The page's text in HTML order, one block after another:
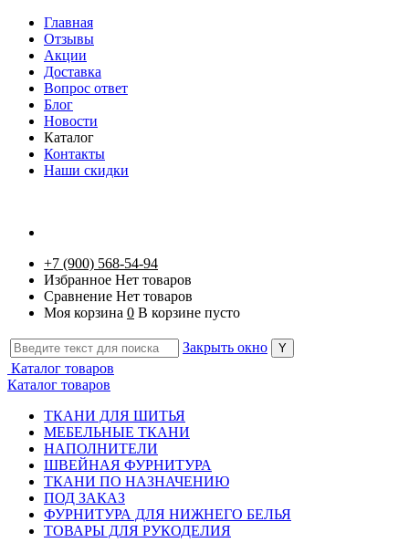
Главная
Отзывы
Акции
Доставка
Вопрос ответ
Блог
Новости
Каталог
Контакты
Наши скидки
+7 (900) 568-54-94
Избранное Нет товаров
Сравнение Нет товаров
Моя корзина 0 В корзине пусто
Закрыть окно
Каталог товаров
Каталог товаров
ТКАНИ ДЛЯ ШИТЬЯ
МЕБЕЛЬНЫЕ ТКАНИ
НАПОЛНИТЕЛИ
ШВЕЙНАЯ ФУРНИТУРА
ТКАНИ ПО НАЗНАЧЕНИЮ
ПОД ЗАКАЗ
ФУРНИТУРА ДЛЯ НИЖНЕГО БЕЛЬЯ
ТОВАРЫ ДЛЯ РУКОДЕЛИЯ